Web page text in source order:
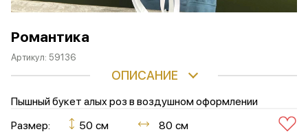
Романтика
Артикул: 59136
ОПИСАНИЕ
Пышный букет алых роз в воздушном оформлении
Размер:
50 см 80 см